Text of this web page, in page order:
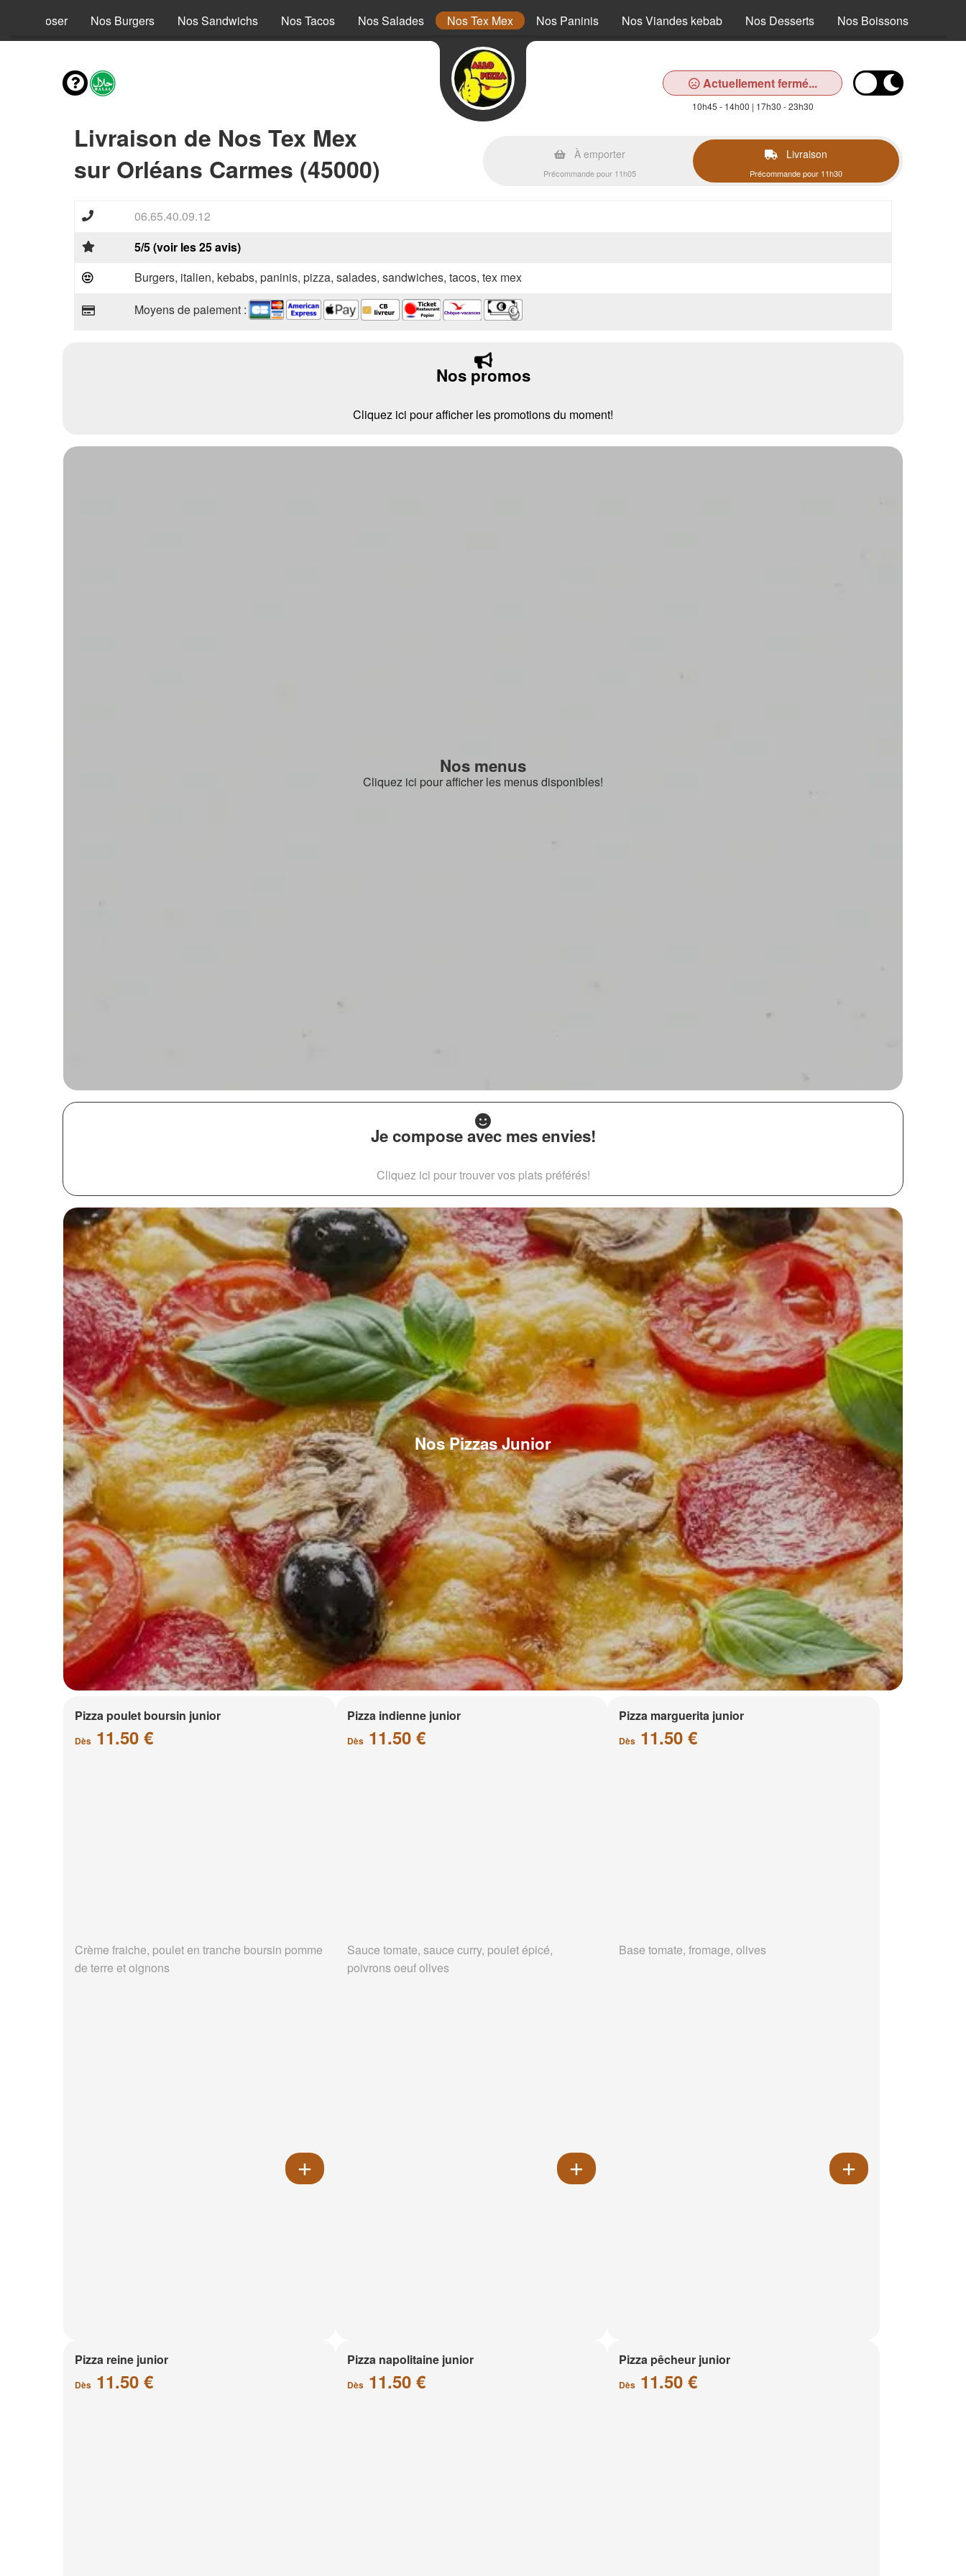
à composer Nos Burgers Nos Sandwichs Nos Tacos Nos Salades Nos Tex Mex Nos Paninis Nos Viandes kebab Nos Desserts Nos Boissons
Actuellement fermé...
10h45 - 14h00 | 17h30 - 23h30
Livraison de Nos Tex Mex
sur Orléans Carmes (45000)
À emporter
Précommande pour 11h05
Livraison
Précommande pour 11h30
06.65.40.09.12
5/5 (voir les 25 avis)
Burgers, italien, kebabs, paninis, pizza, salades, sandwiches, tacos, tex mex
Moyens de paiement :
Nos promos
Cliquez ici pour afficher les promotions du moment!
Nos menus
Cliquez ici pour afficher les menus disponibles!
Je compose avec mes envies!
Cliquez ici pour trouver vos plats préférés!
Nos Pizzas Junior
Pizza poulet boursin junior
Dès 11.50 €
Crème fraiche, poulet en tranche boursin pomme
de terre et oignons
Pizza indienne junior
Dès11.50 €
Sauce tomate, sauce curry, poulet épicé,
poivrons oeuf olives
Pizza marguerita junior
Dès 11.50 €
Base tomate, fromage, olives
Pizza reine junior
Dès 11.50 €
Pizza napolitaine junior
Dès11.50 €
Pizza pêcheur junior
Dès 11.50 €